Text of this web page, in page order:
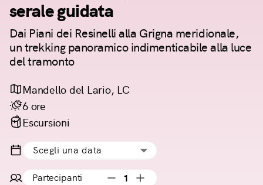
serale guidata
Dai Piani dei Resinelli alla Grigna meridionale,
un trekking panoramico indimenticabile alla luce
del tramonto
Mandello del Lario, LC
6 ore
Escursioni
Scegli una data
Partecipanti 1